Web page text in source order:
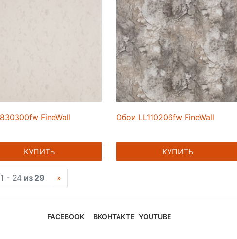
FineWall
КУПИТЬ
Обои LL110206fw FineWall
КУПИТЬ
1 - 24 из 29 »
FACEBOOK ВКОНТАКТЕ YOUTUBE